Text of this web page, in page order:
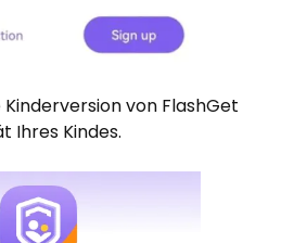
Kinderversion von FlashGet
Ihres Kindes.